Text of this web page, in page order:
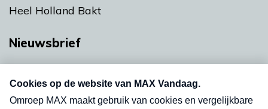
Heel Holland Bakt
Nieuwsbrief
nieuwsbrief. Elke vrijdag- en dinsdagochtend in
uw mailbox.